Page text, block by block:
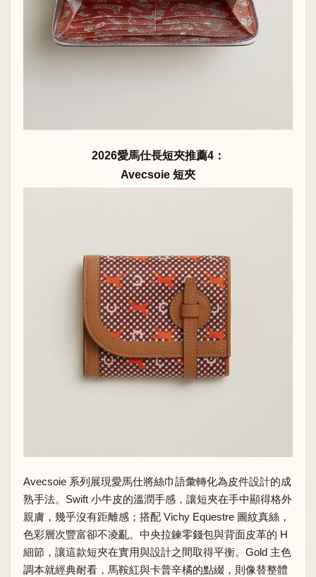
2026愛馬仕長短夾推薦4：
Avecsoie 短夾
Avecsoie 系列展現愛馬仕將絲巾語彙轉化為皮件設計的成
熟手法。Swift 小牛皮的溫潤手感，讓短夾在手中顯得格外
親膚，幾乎沒有距離感；搭配 Vichy Equestre 圖紋真絲，
色彩層次豐富卻不凌亂。中央拉鍊零錢包與背面皮革的 H
細節，讓這款短夾在實用與設計之間取得平衡。Gold 主色
調本就經典耐看，馬鞍紅與卡普辛橘的點綴，則像替整體